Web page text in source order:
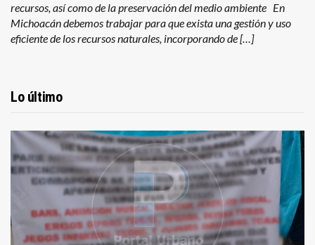
recursos, así como de la preservación del medio ambiente En
Michoacán debemos trabajar para que exista una gestión y uso
eficiente de los recursos naturales, incorporando de […]
Lo último